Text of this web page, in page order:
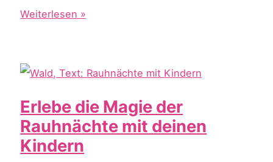
Entdecke
Zeremonie
für
mehr
Ruhe
Weiterlesen »
Erlebe die Magie der
Rauhnächte mit deinen
Kindern